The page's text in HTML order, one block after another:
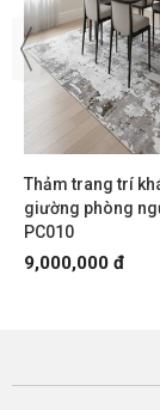
Thảm trang trí
giường phòng
PC010
9,000,000 đ